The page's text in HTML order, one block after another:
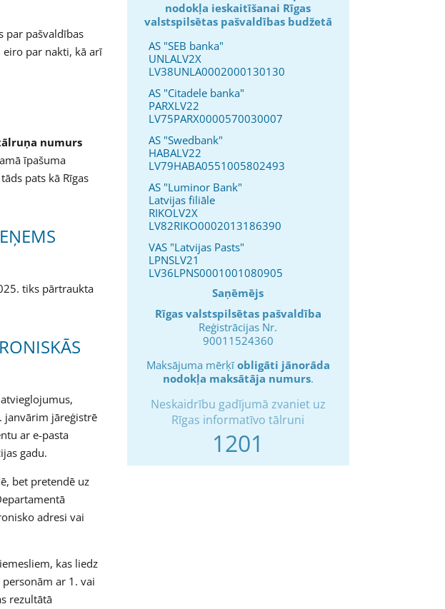
par pašvaldības
par nakti, kā arī
numurs
īpašuma
pats kā Rīgas
tiks pārtraukta
janvārim jāreģistrē
ar e-pasta
gadu.
bet pretendē uz
adresi vai
kas liedz
ar 1. vai
rezultātā
nodokļa ieskaitīšanai Rīgas
valstspilsētas pašvaldības budžetā
AS "SEB banka"
UNLALV2X
LV38UNLA0002000130130
AS "Citadele banka"
PARXLV22
LV75PARX0000570030007
AS "Swedbank"
HABALV22
LV79HABA0551005802493
AS "Luminor Bank"
Latvijas filiāle
RIKOLV2X
LV82RIKO0002013186390
VAS "Latvijas Pasts"
LPNSLV21
LV36LPNS0001001080905
Saņēmējs
Rīgas valstspilsētas pašvaldība
Reģistrācijas Nr.
90011524360
Maksājuma mērķīobligāti jānorāda
nodokļa maksātāja numurs.
Neskaidrību gadījumā zvaniet uz
Rīgas informatīvo tālruni
1201